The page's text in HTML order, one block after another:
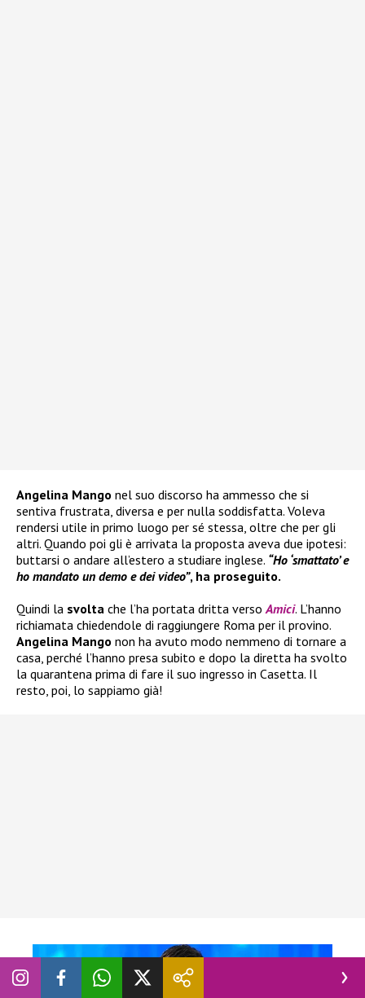
Angelina Mango nel suo discorso ha ammesso che si
sentiva frustrata, diversa e per nulla soddisfatta. Voleva
rendersi utile in primo luogo per sé stessa, oltre che per gli
altri. Quando poi gli è arrivata la proposta aveva due ipotesi:
buttarsi o andare all’estero a studiare inglese. “Ho ‘smattato’ e
ho mandato un demo e dei video”, ha proseguito.
Quindi la svolta che l’ha portata dritta versoAmici. L’hanno
richiamata chiedendole di raggiungere Roma per il provino.
Angelina Mango non ha avuto modo nemmeno di tornare a
casa, perché l’hanno presa subito e dopo la diretta ha svolto
la quarantena prima di fare il suo ingresso in Casetta. Il
resto, poi, lo sappiamo già!